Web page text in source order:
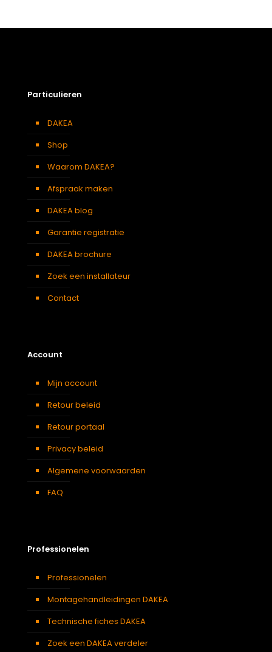
Particulieren
DAKEA
Shop
Waarom DAKEA?
Afspraak maken
DAKEA blog
Garantie registratie
DAKEA brochure
Zoek een installateur
Contact
Account
Mijn account
Retour beleid
Retour portaal
Privacy beleid
Algemene voorwaarden
FAQ
Professionelen
Professionelen
Montagehandleidingen DAKEA
Technische fiches DAKEA
Zoek een DAKEA verdeler